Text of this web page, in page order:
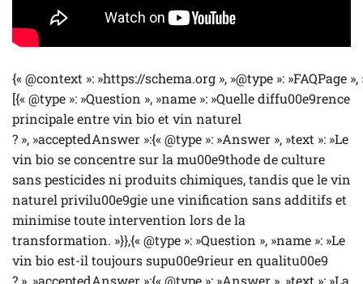
{« @context »: »https://schema.org », »@type »: »FAQPage
[{« @type »: »Question », »name »: »Quelle diffu00e9rence
principale entre vin bio et vin naturel
? », »acceptedAnswer »:{« @type »: »Answer », »text »: »Le
vin bio se concentre sur la mu00e9thode de culture
sans pesticides ni produits chimiques, tandis que le vin
naturel privilu00e9gie une vinification sans additifs et
minimise toute intervention lors de la
transformation. »}},{« @type »: »Question », »name »: »Le
vin bio est-il toujours supu00e9rieur en qualitu00e9